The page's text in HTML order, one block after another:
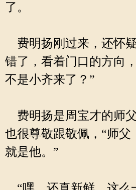
了。
费明扬刚过来，还怀
错了，看着门口的方向
不是小齐来了？”
费明扬是周宝才的师
也很尊敬跟敬佩，“师父
就是他。”